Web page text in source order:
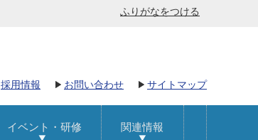
ふりがなをつける
採用情報 お問い合わせ サイトマップ
イベント・研修 関連情報